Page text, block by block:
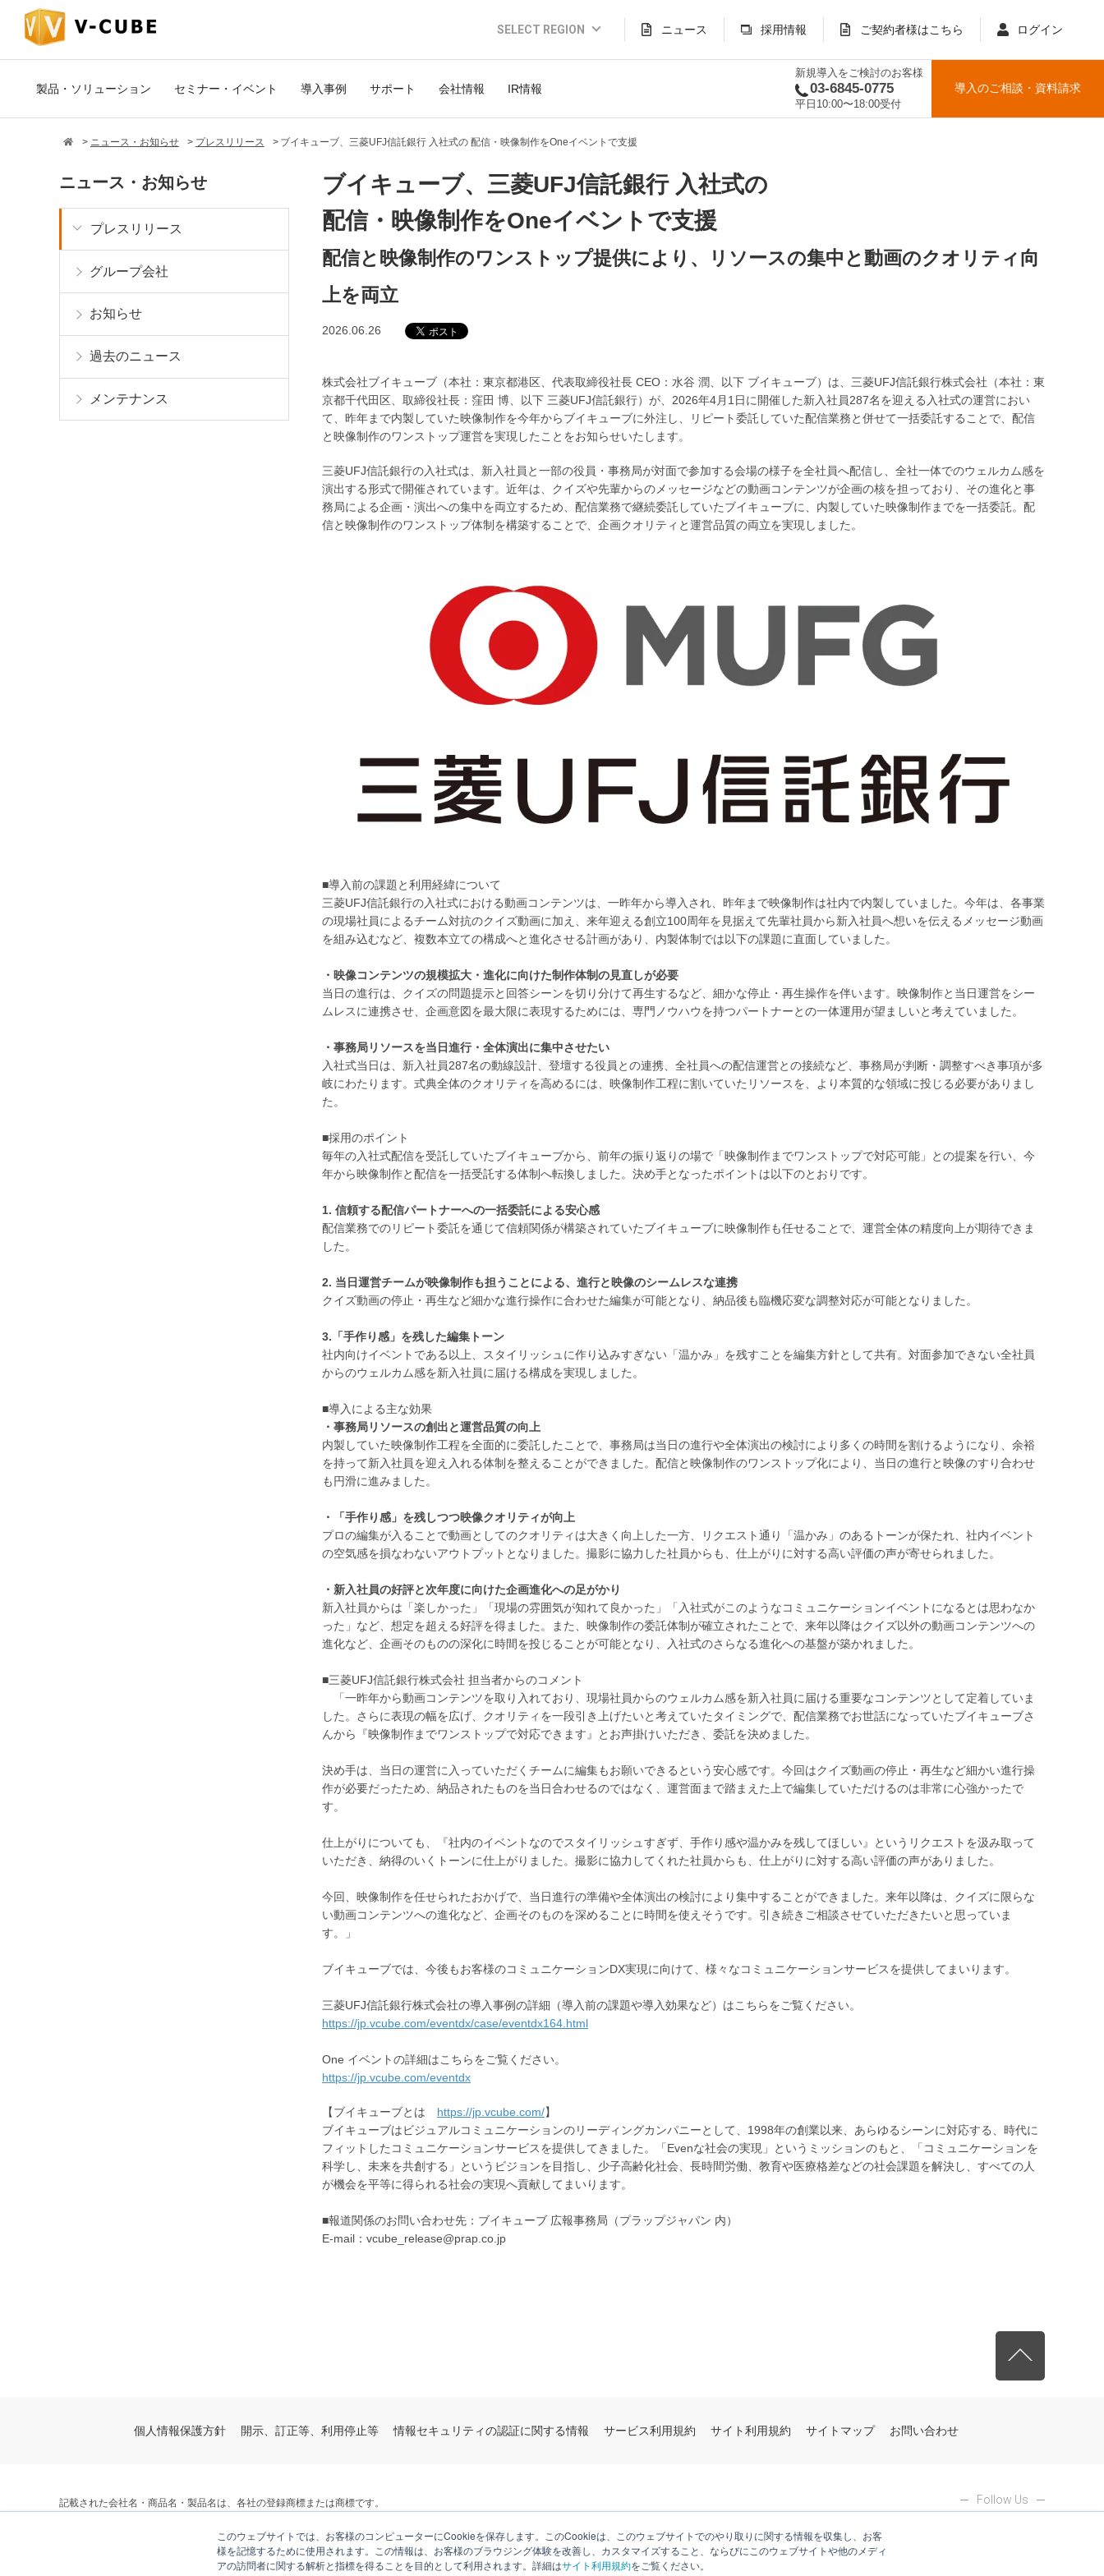
このウェブサイトでは、お客様のコンピューターにCookieを保存します。このCookieは、このウェブサイトでのやり取りに関する情報を収集し、お客
様を記憶するために使用されます。この情報は、お客様のブラウジング体験を改善し、カスタマイズすること、ならびにこのウェブサイトや他のメディ
アの訪問者に関する解析と指標を得ることを目的として利用されます。詳細はサイト利用規約をご覧ください。
SELECT REGION
Global Website (English)
JAPAN (日本語)
INDONESIA (Bahasa)
TAIWAN(繁體)
ニュース 採用情報 ご契約者様はこちら ログイン
製品・ソリューション セミナー・イベント 導入事例 サポート 会社情報 IR情報
新規導入をご検討のお客様
03-6845-0775
平日10:00〜18:00受付
導入のご相談 ・ 資料請求
ニュース・お知らせ プレスリリース ブイキューブ、三菱UFJ信託銀行 入社式の 配信・映像制作をOneイベントで支援
ブイキューブ、三菱UFJ信託銀行 入社式の
配信・映像制作をOneイベントで支援
配信と映像制作のワンストップ提供により、リソースの集中と動画のクオリティ向
上を両立
2026.06.26
株式会社ブイキューブ（本社：東京都港区、代表取締役社長 CEO：水谷 潤、以下 ブイキューブ）は、三菱UFJ信託銀行株式会社（本社：東
京都千代田区、取締役社長：窪田 博、以下 三菱UFJ信託銀行）が、2026年4月1日に開催した新入社員287名を迎える入社式の運営におい
て、昨年まで内製していた映像制作を今年からブイキューブに外注し、リピート委託していた配信業務と併せて一括委託することで、配信
と映像制作のワンストップ運営を実現したことをお知らせいたします。
三菱UFJ信託銀行の入社式は、新入社員と一部の役員・事務局が対面で参加する会場の様子を全社員へ配信し、全社一体でのウェルカム感を
演出する形式で開催されています。近年は、クイズや先輩からのメッセージなどの動画コンテンツが企画の核を担っており、その進化と事
務局による企画・演出への集中を両立するため、配信業務で継続委託していたブイキューブに、内製していた映像制作までを一括委託。配
信と映像制作のワンストップ体制を構築することで、企画クオリティと運営品質の両立を実現しました。
■導入前の課題と利用経緯について
三菱UFJ信託銀行の入社式における動画コンテンツは、一昨年から導入され、昨年まで映像制作は社内で内製していました。今年は、各事業
の現場社員によるチーム対抗のクイズ動画に加え、来年迎える創立100周年を見据えて先輩社員から新入社員へ想いを伝えるメッセージ動画
を組み込むなど、複数本立ての構成へと進化させる計画があり、内製体制では以下の課題に直面していました。
・映像コンテンツの規模拡大・進化に向けた制作体制の見直しが必要
当日の進行は、クイズの問題提示と回答シーンを切り分けて再生するなど、細かな停止・再生操作を伴います。映像制作と当日運営をシー
ムレスに連携させ、企画意図を最大限に表現するためには、専門ノウハウを持つパートナーとの一体運用が望ましいと考えていました。
・事務局リソースを当日進行・全体演出に集中させたい
入社式当日は、新入社員287名の動線設計、登壇する役員との連携、全社員への配信運営との接続など、事務局が判断・調整すべき事項が多
岐にわたります。式典全体のクオリティを高めるには、映像制作工程に割いていたリソースを、より本質的な領域に投じる必要がありまし
た。
■採用のポイント
毎年の入社式配信を受託していたブイキューブから、前年の振り返りの場で「映像制作までワンストップで対応可能」との提案を行い、今
年から映像制作と配信を一括受託する体制へ転換しました。決め手となったポイントは以下のとおりです。
1. 信頼する配信パートナーへの一括委託による安心感
配信業務でのリピート委託を通じて信頼関係が構築されていたブイキューブに映像制作も任せることで、運営全体の精度向上が期待できま
した。
2. 当日運営チームが映像制作も担うことによる、進行と映像のシームレスな連携
クイズ動画の停止・再生など細かな進行操作に合わせた編集が可能となり、納品後も臨機応変な調整対応が可能となりました。
3.「手作り感」を残した編集トーン
社内向けイベントである以上、スタイリッシュに作り込みすぎない「温かみ」を残すことを編集方針として共有。対面参加できない全社員
からのウェルカム感を新入社員に届ける構成を実現しました。
■導入による主な効果
・事務局リソースの創出と運営品質の向上
内製していた映像制作工程を全面的に委託したことで、事務局は当日の進行や全体演出の検討により多くの時間を割けるようになり、余裕
を持って新入社員を迎え入れる体制を整えることができました。配信と映像制作のワンストップ化により、当日の進行と映像のすり合わせ
も円滑に進みました。
・「手作り感」を残しつつ映像クオリティが向上
プロの編集が入ることで動画としてのクオリティは大きく向上した一方、リクエスト通り「温かみ」のあるトーンが保たれ、社内イベント
の空気感を損なわないアウトプットとなりました。撮影に協力した社員からも、仕上がりに対する高い評価の声が寄せられました。
・新入社員の好評と次年度に向けた企画進化への足がかり
新入社員からは「楽しかった」「現場の雰囲気が知れて良かった」「入社式がこのようなコミュニケーションイベントになるとは思わなか
った」など、想定を超える好評を得ました。また、映像制作の委託体制が確立されたことで、来年以降はクイズ以外の動画コンテンツへの
進化など、企画そのものの深化に時間を投じることが可能となり、入社式のさらなる進化への基盤が築かれました。
■三菱UFJ信託銀行株式会社 担当者からのコメント
「一昨年から動画コンテンツを取り入れており、現場社員からのウェルカム感を新入社員に届ける重要なコンテンツとして定着していま
した。さらに表現の幅を広げ、クオリティを一段引き上げたいと考えていたタイミングで、配信業務でお世話になっていたブイキューブさ
んから『映像制作までワンストップで対応できます』とお声掛けいただき、委託を決めました。
決め手は、当日の運営に入っていただくチームに編集もお願いできるという安心感です。今回はクイズ動画の停止・再生など細かい進行操
作が必要だったため、納品されたものを当日合わせるのではなく、運営面まで踏まえた上で編集していただけるのは非常に心強かったで
す。
仕上がりについても、『社内のイベントなのでスタイリッシュすぎず、手作り感や温かみを残してほしい』というリクエストを汲み取って
いただき、納得のいくトーンに仕上がりました。撮影に協力してくれた社員からも、仕上がりに対する高い評価の声がありました。
今回、映像制作を任せられたおかげで、当日進行の準備や全体演出の検討により集中することができました。来年以降は、クイズに限らな
い動画コンテンツへの進化など、企画そのものを深めることに時間を使えそうです。引き続きご相談させていただきたいと思っていま
す。」
ブイキューブでは、今後もお客様のコミュニケーションDX実現に向けて、様々なコミュニケーションサービスを提供してまいります。
三菱UFJ信託銀行株式会社の導入事例の詳細（導入前の課題や導入効果など）はこちらをご覧ください。
https://jp.vcube.com/eventdx/case/eventdx164.html
One イベントの詳細はこちらをご覧ください。
https://jp.vcube.com/eventdx
【ブイキューブとは https://jp.vcube.com/】
ブイキューブはビジュアルコミュニケーションのリーディングカンパニーとして、1998年の創業以来、あらゆるシーンに対応する、時代に
フィットしたコミュニケーションサービスを提供してきました。「Evenな社会の実現」というミッションのもと、「コミュニケーションを
科学し、未来を共創する」というビジョンを目指し、少子高齢化社会、長時間労働、教育や医療格差などの社会課題を解決し、すべての人
が機会を平等に得られる社会の実現へ貢献してまいります。
■報道関係のお問い合わせ先：ブイキューブ 広報事務局（プラップジャパン 内）
E-mail：vcube_release@prap.co.jp
ニュース・お知らせ
プレスリリース
グループ会社
お知らせ
過去のニュース
メンテナンス
個人情報保護方針 開示、訂正等、利用停止等 情報セキュリティの認証に関する情報 サービス利用規約 サイト利用規約 サイトマップ お問い合わせ
記載された会社名・商品名・製品名は、各社の登録商標または商標です。
Follow Us